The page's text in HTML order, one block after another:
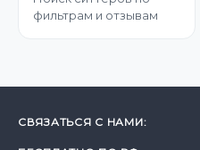
фильтрам и отзывам
СВЯЗАТЬСЯ С НАМИ: